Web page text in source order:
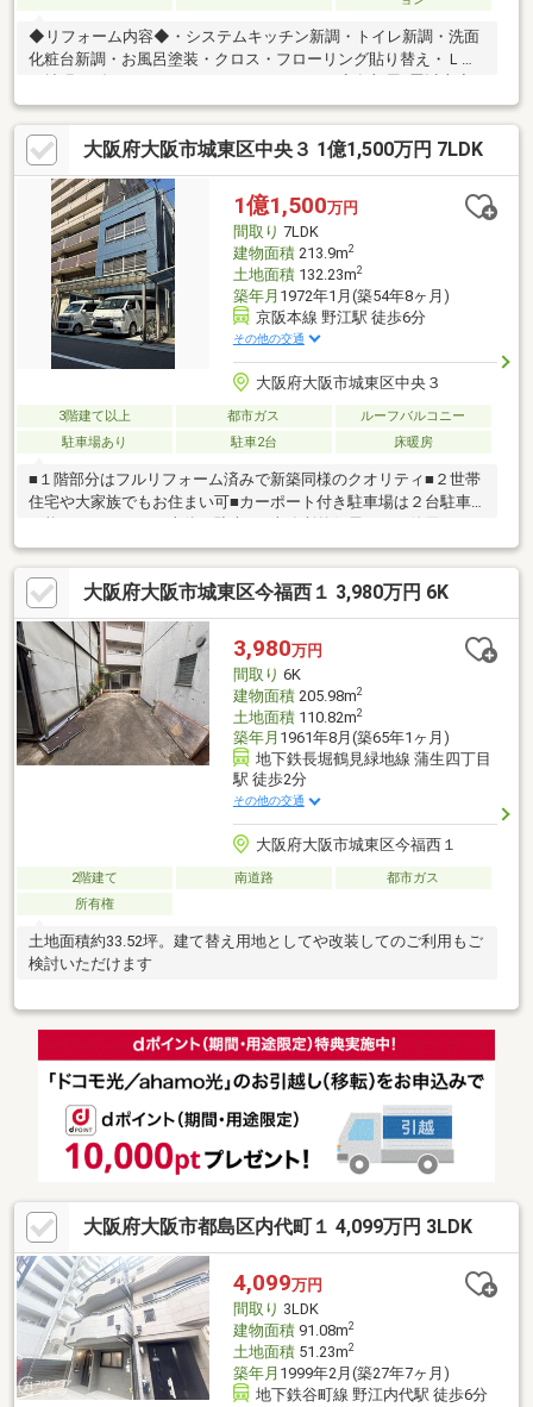
◆リフォーム内容◆・システムキッチン新調・トイレ新調・洗面
化粧台新調・お風呂塗装・クロス・フローリング貼り替え・ＬＤ
ＷＡＹアクセス可能♪◆通勤・通学に便利な好立地◆3ＬＤＫの使
いやすい間取りで、ファミリーにもおすすめの住まい！◆駐車ス
ペース付きで、お車をお持ちの方も安心♪◆スーパー・コンビニ
など生活施設が充実した暮らしやすい住環境◆小・中学校も徒歩
圏内で、お子様のいるご家庭にもおすすめです◆リフォーム済な
らではの清潔感あふれる住空間をぜひ現地でご体感ください！
大阪府大阪市城東区中央３ 1億1,500万円 7LDK
1億1,500万円
間取り 7LDK
建物面積213.9m2
土地面積132.23m2
築年月 1972年1月(築54年8ヶ月)
京阪本線 野江駅 徒歩6分
その他の交通
大阪府大阪市城東区中央３
3階建て以上 都市ガス
ルーフバルコニー
駐車場あり
駐車2台 床暖房
■１階部分はフルリフォーム済みで新築同様のクオリティ■２世帯
住宅や大家族でもお住まい可■カーポート付き駐車場は２台駐車
可能でハイルーフの車体も駐車可■事務所兼住居として使用する
こともでき、プライベートとお仕事を建物内で使い分け可■小学
校、中学校も近くファミリー向け物件
大阪府大阪市城東区今福西１ 3,980万円 6K
3,980万円
間取り 6K
建物面積205.98m2
土地面積110.82m2
築年月 1961年8月(築65年1ヶ月)
地下鉄長堀鶴見緑地線 蒲生四丁目
駅 徒歩2分
その他の交通
大阪府大阪市城東区今福西１
2階建て 南道路
都市ガス
所有権
土地面積約33.52坪。建て替え用地としてや改装してのご利用もご
検討いただけます
大阪府大阪市都島区内代町１ 4,099万円 3LDK
4,099万円
間取り 3LDK
建物面積91.08m2
土地面積51.23m2
築年月 1999年2月(築27年7ヶ月)
地下鉄谷町線 野江内代駅 徒歩6分